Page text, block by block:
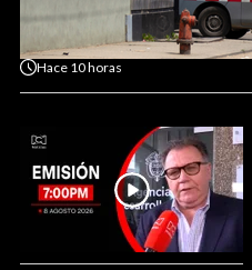
Hace 10 horas